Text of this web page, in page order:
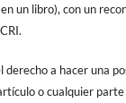
un libro), con un
derecho a hacer una
o cualquier